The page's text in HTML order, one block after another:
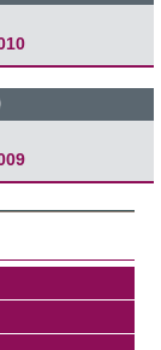
ou qu'ils